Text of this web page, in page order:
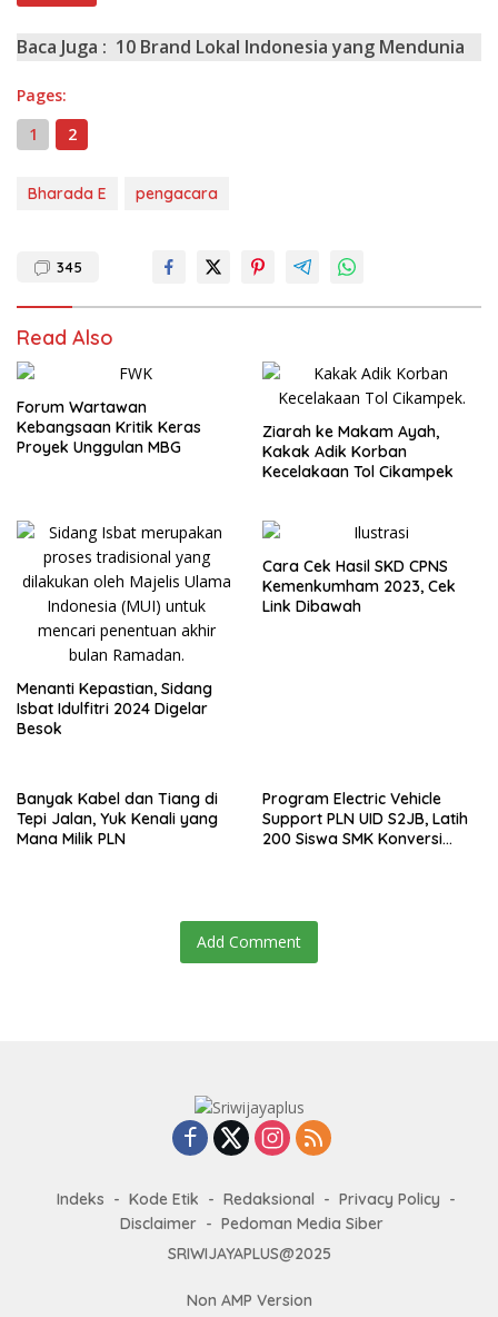
Baca Juga : 10 Brand Lokal Indonesia yang Mendunia
Pages:
1
2
Bharada E pengacara
345
Read Also
Forum Wartawan
Kebangsaan Kritik Keras
Proyek Unggulan MBG
Ziarah ke Makam Ayah,
Kakak Adik Korban
Kecelakaan Tol Cikampek
Menanti Kepastian, Sidang
Isbat Idulfitri 2024 Digelar
Besok
Cara Cek Hasil SKD CPNS
Kemenkumham 2023, Cek
Link Dibawah
Banyak Kabel dan Tiang di
Tepi Jalan, Yuk Kenali yang
Mana Milik PLN
Program Electric Vehicle
Support PLN UID S2JB, Latih
200 Siswa SMK Konversi
Add Comment
Indeks Kode Etik Redaksional
Privacy Policy
Disclaimer
Pedoman Media Siber
SRIWIJAYAPLUS@2025
Non AMP Version